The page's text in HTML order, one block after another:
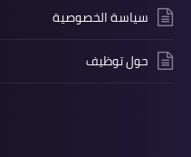
سياسة الخصوصية
حول توظيف